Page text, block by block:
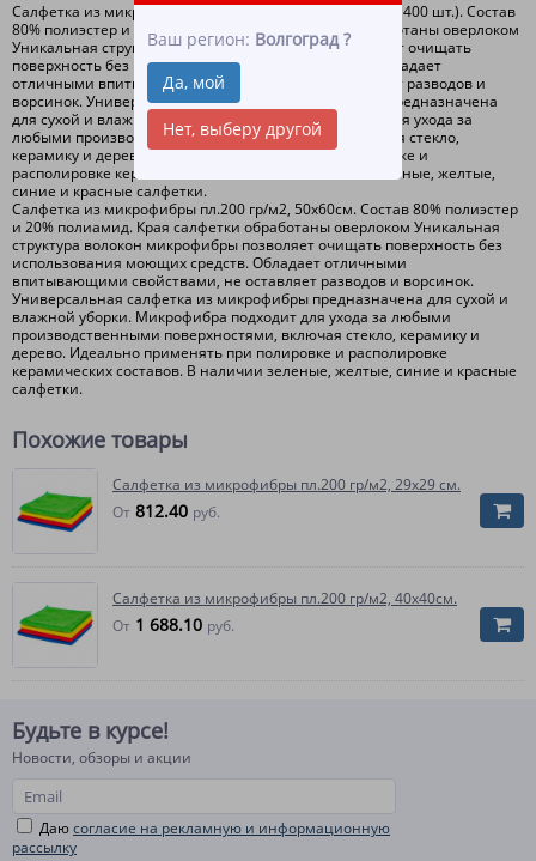
Ваш регион: Волгоград ?
Да, мой
Нет, выберу другой
Салфетка из микрофибры пл.200 гр/м2, 50х60см. (упак. 400 шт.). Состав
80% полиэстер и 20% полиамид. Края салфетки обработаны оверлоком
Уникальная структура волокон микрофибры позволяет очищать
поверхность без использования моющих средств. Обладает
отличными впитывающими свойствами, не оставляет разводов и
ворсинок. Универсальная салфетка из микрофибры предназначена
для сухой и влажной уборки. Микрофибра подходит для ухода за
любыми производственными поверхностями, включая стекло,
керамику и дерево. Идеально применять при полировке и
располировке керамических составов. В наличии зеленые, желтые,
синие и красные салфетки.
Салфетка из микрофибры пл.200 гр/м2, 50х60см. Состав 80% полиэстер
и 20% полиамид. Края салфетки обработаны оверлоком Уникальная
структура волокон микрофибры позволяет очищать поверхность без
использования моющих средств. Обладает отличными
впитывающими свойствами, не оставляет разводов и ворсинок.
Универсальная салфетка из микрофибры предназначена для сухой и
влажной уборки. Микрофибра подходит для ухода за любыми
производственными поверхностями, включая стекло, керамику и
дерево. Идеально применять при полировке и располировке
керамических составов. В наличии зеленые, желтые, синие и красные
салфетки.
Похожие товары
Салфетка из микрофибры пл.200 гр/м2, 29х29 см.
От 812.40 руб.
Салфетка из микрофибры пл.200 гр/м2, 40х40см.
От 1 688.10 руб.
Будьте в курсе!
Новости, обзоры и акции
Даюсогласие на рекламную и информационную
рассылку